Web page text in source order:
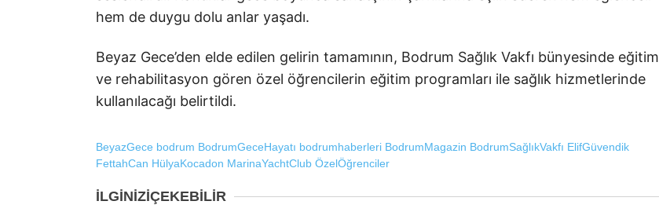
hem de duygu dolu anlar yaşadı.
Beyaz Gece’den elde edilen gelirin tamamının, Bodrum Sağlık Vakfı bünyesinde eğitim
ve rehabilitasyon gören özel öğrencilerin eğitim programları ile sağlık hizmetlerinde
kullanılacağı belirtildi.
BeyazGece bodrum BodrumGeceHayatı bodrumhaberleri BodrumMagazin BodrumSağlıkVakfı ElifGüvendik
FettahCan HülyaKocadon MarinaYachtClub ÖzelÖğrenciler
İLGİNİZİÇEKEBİLİR